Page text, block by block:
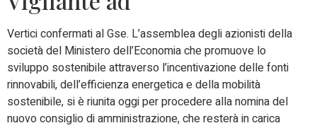
Vertici confermati al Gse. L’assemblea degli azionisti della
società del Ministero dell’Economia che promuove lo
sviluppo sostenibile attraverso l’incentivazione delle fonti
rinnovabili, dell’efficienza energetica e della mobilità
sostenibile, si è riunita oggi per procedere alla nomina del
nuovo consiglio di amministrazione, che resterà in carica